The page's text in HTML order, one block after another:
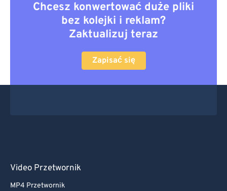
Chcesz konwertować duże pliki
bez kolejki i reklam?
Zaktualizuj teraz
Zapisać się
Video Przetwornik
MP4 Przetwornik